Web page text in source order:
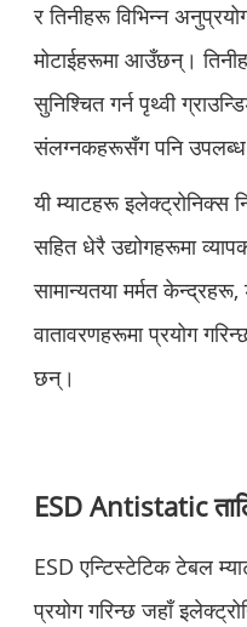
र तिनीहरू विभिन्न
मोटाईहरूमा आउँछन्।
सुनिश्चित गर्न पृथ्वी
संलग्नकहरूसँग पनि
यी म्याटहरू इलेक्ट्रोनिक्स
सहित धेरै उद्योगहरूमा
सामान्यतया मर्मत
वातावरणहरूमा प्रयोग
छन्।
ESD Antistatic
ESD एन्टिस्टेटिक टेबल
प्रयोग गरिन्छ जहाँ